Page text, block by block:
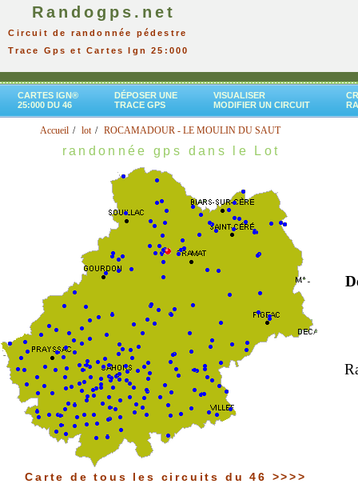
Randogps.net
Circuit de randonnée pédestre
Trace Gps et Cartes Ign 25:000
CARTES IGN®
25:000 DU 46
DÉPOSER UNE
TRACE GPS
VISUALISER
MODIFIER UN CIRCUIT
Accueil lot ROCAMADOUR - LE MOULIN DU SAUT
randonnée gps dans le Lot
Carte de tous les circuits du 46 >>>>